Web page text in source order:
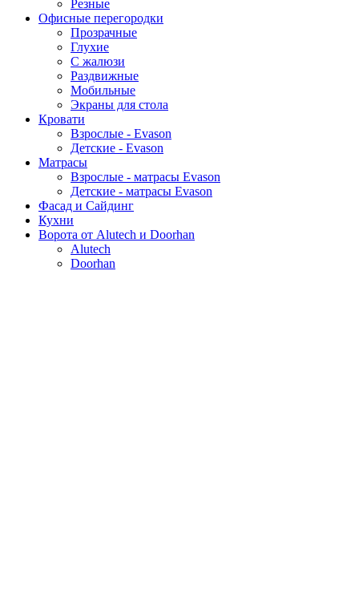
Резные
Офисные перегородки
Прозрачные
Глухие
С жалюзи
Раздвижные
Мобильные
Экраны для стола
Кровати
Взрослые - Evason
Детские - Evason
Матрасы
Взрослые - матрасы Evason
Детские - матрасы Evason
Фасад и Сайдинг
Кухни
Ворота от Alutech и Doorhan
Alutech
Doorhan